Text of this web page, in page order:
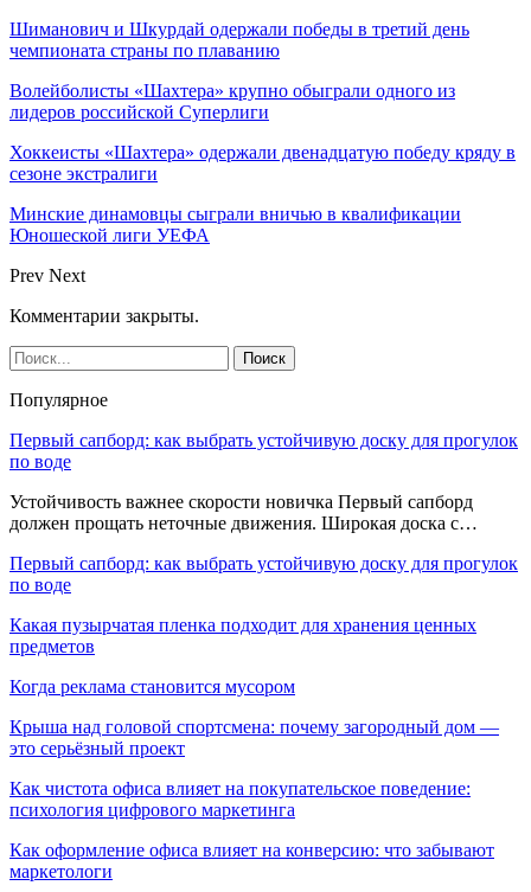
Шиманович и Шкурдай одержали победы в третий день
чемпионата страны по плаванию
Волейболисты «Шахтера» крупно обыграли одного из
лидеров российской Суперлиги
Хоккеисты «Шахтера» одержали двенадцатую победу кряду в
сезоне экстралиги
Минские динамовцы сыграли вничью в квалификации
Юношеской лиги УЕФА
Prev Next
Комментарии закрыты.
Популярное
Первый сапборд: как выбрать устойчивую доску для прогулок
по воде
Устойчивость важнее скорости новичка Первый сапборд
должен прощать неточные движения. Широкая доска с…
Первый сапборд: как выбрать устойчивую доску для прогулок
по воде
Какая пузырчатая пленка подходит для хранения ценных
предметов
Когда реклама становится мусором
Крыша над головой спортсмена: почему загородный дом —
это серьёзный проект
Как чистота офиса влияет на покупательское поведение:
психология цифрового маркетинга
Как оформление офиса влияет на конверсию: что забывают
маркетологи